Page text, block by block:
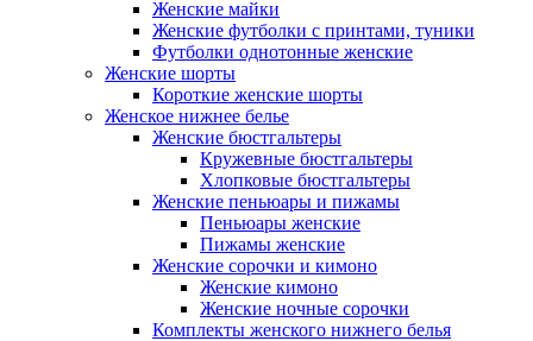
Женские майки
Женские футболки с принтами, туники
Футболки однотонные женские
Женские шорты
Короткие женские шорты
Женское нижнее белье
Женские бюстгальтеры
Кружевные бюстгальтеры
Хлопковые бюстгальтеры
Женские пеньюары и пижамы
Пеньюары женские
Пижамы женские
Женские сорочки и кимоно
Женские кимоно
Женские ночные сорочки
Комплекты женского нижнего белья